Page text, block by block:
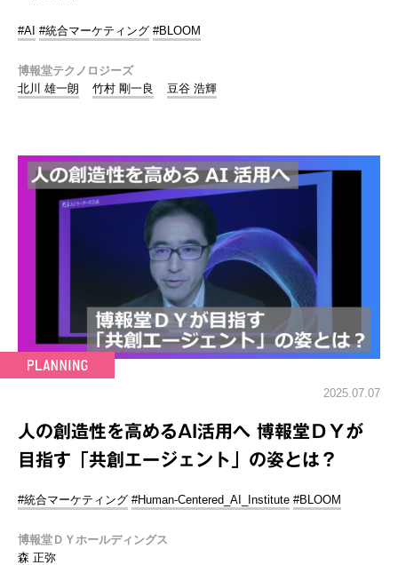
#AI #統合マーケティング #BLOOM
博報堂テクノロジーズ
北川 雄一朗
竹村 剛一良 豆谷 浩輝
2025.07.07
人の創造性を高めるAI活用へ 博報堂ＤＹが
目指す「共創エージェント」の姿とは？
#統合マーケティング #Human-Centered_AI_Institute #BLOOM
博報堂ＤＹホールディングス
森 正弥